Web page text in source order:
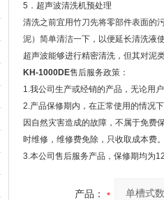
5．超声波清洗机预处理
清洗之前宜用竹刀先将零部件表面的
泥）简单清洁一下，以便延长清洗液
超声波能够进行精密清洗，但其对泥
KH-1000DE售后服务政策：
1.我公司生产或经销的产品，无论用
2.产品保修期内，在正常使用的情况
因自然灾害造成的故障，不属于免费
时维修，维修费免除，只收取成本费
3.本公司售后服务产品，保修期均为
产品：